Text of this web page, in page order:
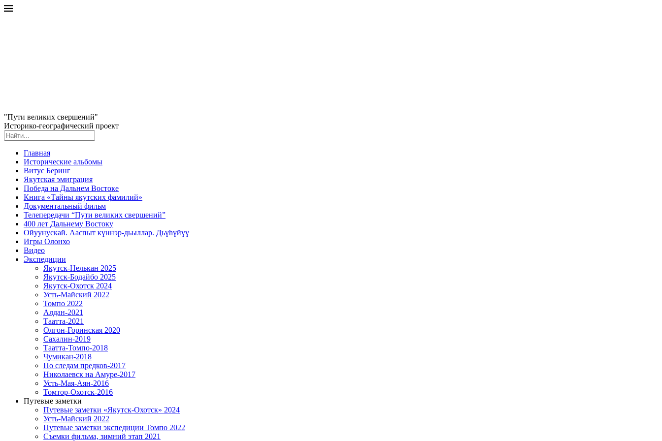
"Пути великих свершений"
Историко-географический проект
Главная
Исторические альбомы
Витус Беринг
Якутская эмиграция
Победа на Дальнем Востоке
Книга «Тайны якутских фамилий»
Документальный фильм
Телепередачи “Пути великих свершений”
400 лет Дальнему Востоку
Ойуунускай. Ааспыт күннэр-дьыллар. Дьүһүйүү
Игры Олонхо
Видео
Экспедиции
Якутск-Нелькан 2025
Якутск-Бодайбо 2025
Якутск-Охотск 2024
Усть-Майский 2022
Томпо 2022
Алдан-2021
Таатта-2021
Олгон-Горинская 2020
Сахалин-2019
Таатта-Томпо-2018
Чумикан-2018
По следам предков-2017
Николаевск на Амуре-2017
Усть-Мая-Аян-2016
Томтор-Охотск-2016
Путевые заметки
Путевые заметки «Якутск-Охотск» 2024
Усть-Майский 2022
Путевые заметки экспедиции Томпо 2022
Съемки фильма, зимний этап 2021